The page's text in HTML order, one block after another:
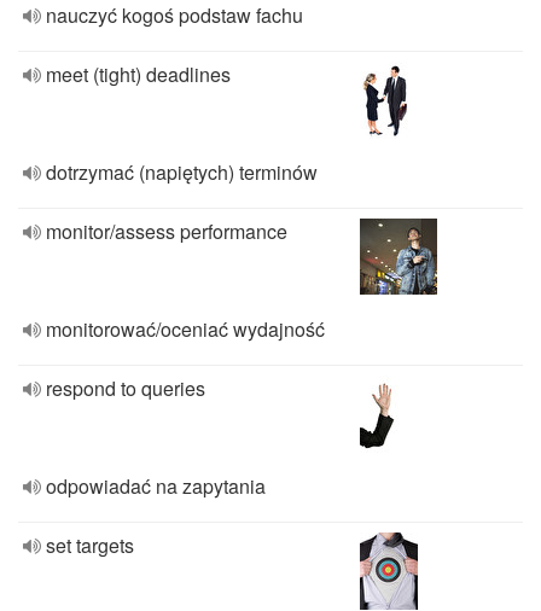
nauczyć kogoś podstaw fachu
meet (tight) deadlines
dotrzymać (napiętych) terminów
monitor/assess performance
monitorować/oceniać wydajność
respond to queries
odpowiadać na zapytania
set targets